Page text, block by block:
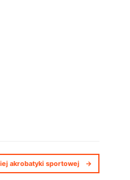
akrobatyki sportowej →